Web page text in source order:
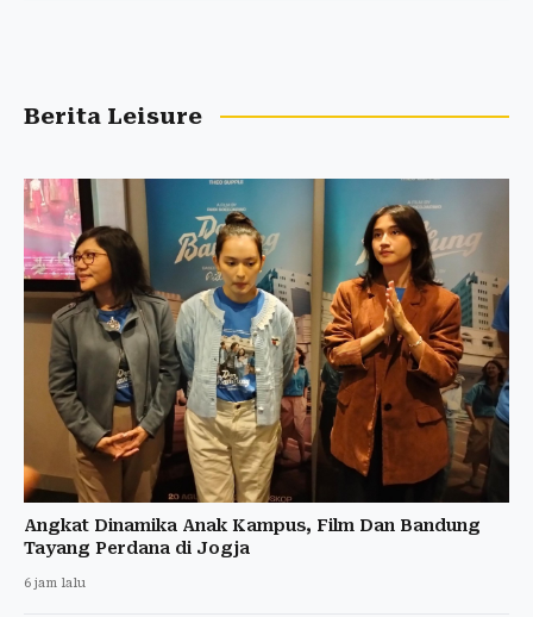
Berita Leisure
Angkat Dinamika Anak Kampus, Film Dan Bandung
Tayang Perdana di Jogja
6 jam lalu